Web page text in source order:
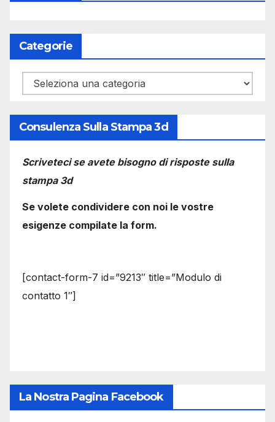
Categorie
Categorie
Consulenza Sulla Stampa 3d
Scriveteci se avete bisogno di risposte sulla
stampa 3d
Se volete condividere con noi le vostre
esigenze compilate la form.
[contact-form-7 id=”9213″ title=”Modulo di
contatto 1″]
La Nostra Pagina Facebook